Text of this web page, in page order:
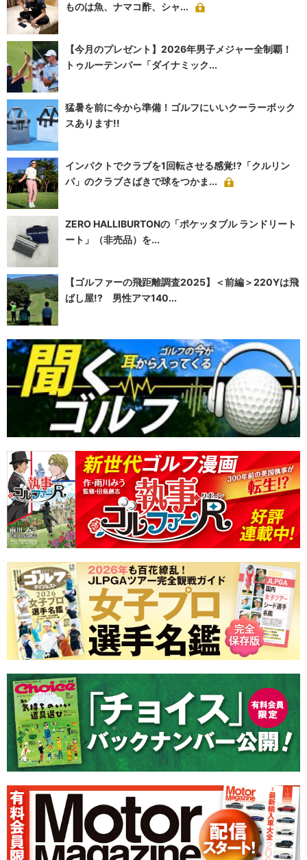
ものは魚、ナマコ酢、シャ...
【今月のプレゼント】2026年男子メジャー全制覇！
トゥルーテンパー「ダイナミック...
猛暑を前に今から準備！ゴルフにいいクーラーボック
スあります!!
インパクトでクラブを1回転させる感覚!?「クルリン
パ」のクラブさばきで球をつかま...
ZERO HALLIBURTONの「ポケッタブル ランドリート
ート」（非売品）を...
【ゴルファーの飛距離調査2025】＜前編＞220Yは飛
ばし屋!? 男性アマ140...